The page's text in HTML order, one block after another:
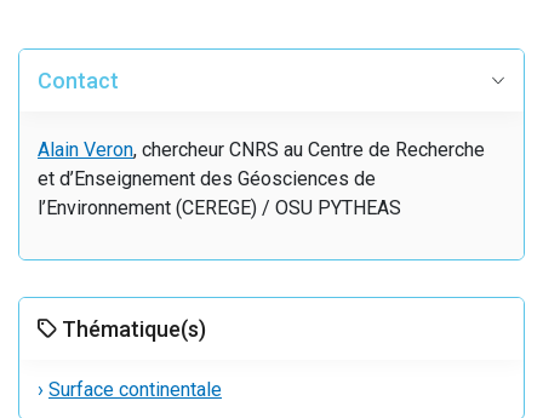
Contact
Alain Veron, chercheur CNRS au Centre de Recherche
et d’Enseignement des Géosciences de
l’Environnement (CEREGE) / OSU PYTHEAS
Thématique(s)
› Surface continentale